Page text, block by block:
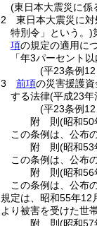
(東日本大震災に係
2
東日本大震災に
特別令」という。)
項の規定の適用に
「年3パーセント
(平23条例
3
前項の災害援護資
する法律(平成23年
(平23条例
附 則(昭和50
この条例は、公布
附 則(昭和53
この条例は、公布
附 則(昭和56
この条例は、公布
規定は、昭和55年12
より被害を受けた世
附 則(昭和57